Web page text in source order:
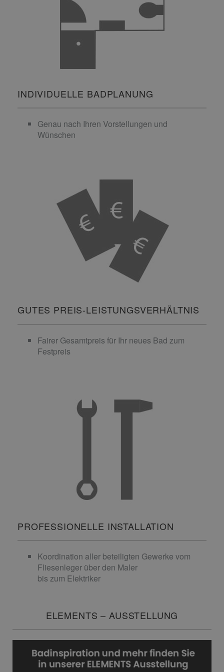
INDIVIDUELLE BADPLANUNG
Genau nach Ihren Vorstellungen und
Wünschen
GUTES PREIS-LEISTUNGSVERHÄLTNIS
Fairer Gesamtpreis für Ihr neues Bad zum
Festpreis
PROFESSIONELLE INSTALLATION
Koordination aller beteiligten Gewerke vom
Fliesenleger über den Maler
bis zum Elektriker
ELEMENTS – AUSSTELLUNG